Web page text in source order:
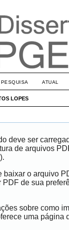
PESQUISA ATUAL
LOPES
deve ser
de arquivos
).
baixar o arquivo
de sua
sobre como
uma página